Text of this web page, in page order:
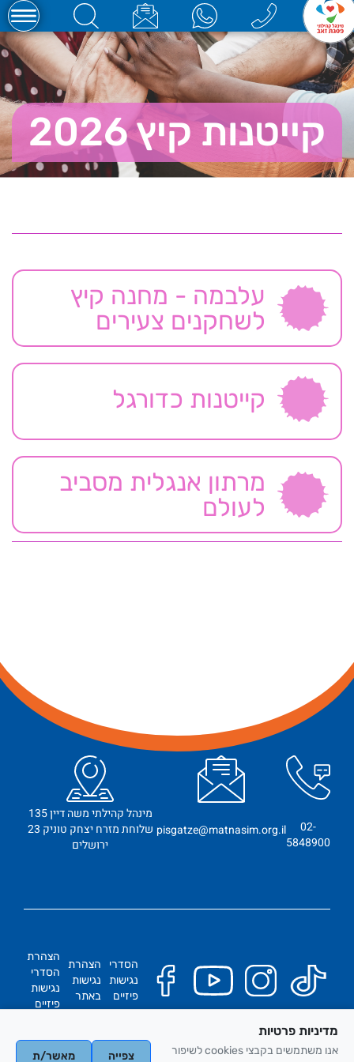
קייטנות קיץ 2026
עלבמה - מחנה קיץ
לשחקנים צעירים
קייטנות כדורגל
מרתון אנגלית מסביב
לעולם
02-
5848900
pisgatze@matnasim.org.il
מינהל קהילתי משה דיין 135
שלוחת מזרח יצחק טוניק 23
ירושלים
הסדרי
נגישות
פיזיים
הצהרת
נגישות
באתר
הצהרת
הסדרי
נגישות
פיזיים
כל הזכויות שמורות
מדיניות פרטיות
אנו משתמשים בקבצי cookies לשיפור
צפייה מאשר/ת